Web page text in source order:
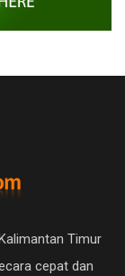
Timur
cepat dan